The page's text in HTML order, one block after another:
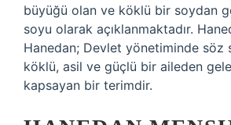
büyüğü olan ve köklü bir soydan
soyu olarak açıklanmaktadır.
Hanedan; Devlet yönetiminde söz
köklü, asil ve güçlü bir aileden
kapsayan bir terimdir.